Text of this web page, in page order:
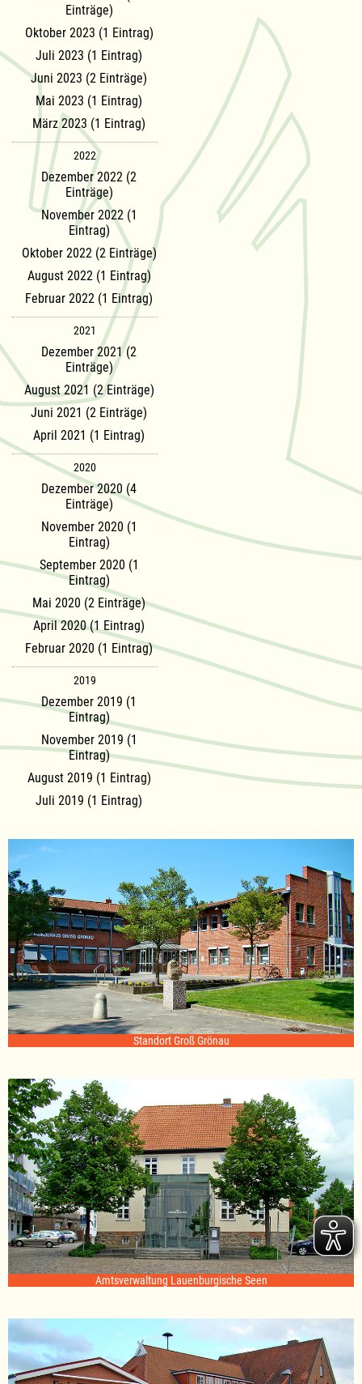
Einträge)
Oktober 2023 (1 Eintrag)
Juli 2023 (1 Eintrag)
Juni 2023 (2 Einträge)
Mai 2023 (1 Eintrag)
März 2023 (1 Eintrag)
2022
Dezember 2022 (2
Einträge)
November 2022 (1
Eintrag)
Oktober 2022 (2 Einträge)
August 2022 (1 Eintrag)
Februar 2022 (1 Eintrag)
2021
Dezember 2021 (2
Einträge)
August 2021 (2 Einträge)
Juni 2021 (2 Einträge)
April 2021 (1 Eintrag)
2020
Dezember 2020 (4
Einträge)
November 2020 (1
Eintrag)
September 2020 (1
Eintrag)
Mai 2020 (2 Einträge)
April 2020 (1 Eintrag)
Februar 2020 (1 Eintrag)
2019
Dezember 2019 (1
Eintrag)
November 2019 (1
Eintrag)
August 2019 (1 Eintrag)
Juli 2019 (1 Eintrag)
Standort Groß Grönau
Amtsverwaltung Lauenburgische Seen